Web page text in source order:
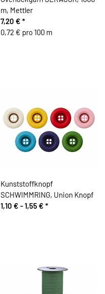
m, Mettler
7,20 € *
0,72 € pro 100 m
Kunststoffknopf
SCHWIMMRING, Union Knopf
1,10 € -1,55 € *